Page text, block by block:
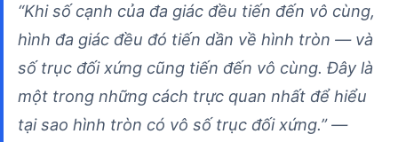
“Khi số cạnh của đa giác đều tiến đến vô cùng,
hình đa giác đều đó tiến dần về hình tròn — và
số trục đối xứng cũng tiến đến vô cùng. Đây là
một trong những cách trực quan nhất để hiểu
tại sao hình tròn có vô số trục đối xứng.” —